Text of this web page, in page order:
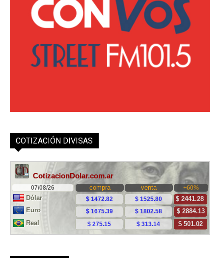
COTIZACIÓN DIVISAS